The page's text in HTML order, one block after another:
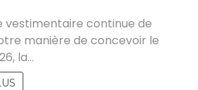
vestimentaire continue de
manière de concevoir le
la…